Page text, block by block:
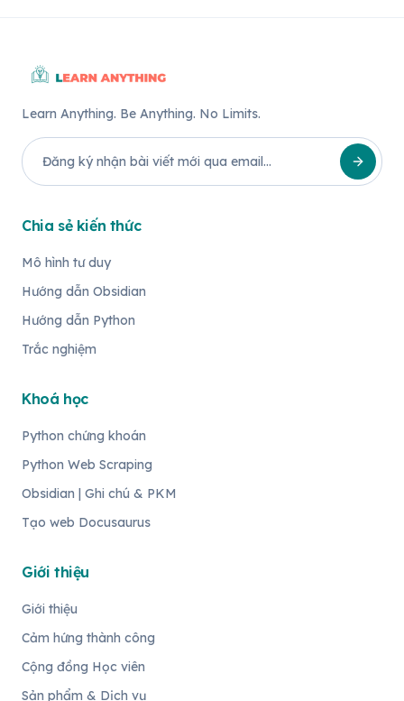
Learn Anything. Be Anything. No Limits.
Chia sẻ kiến thức
Mô hình tư duy
Hướng dẫn Obsidian
Hướng dẫn Python
Trắc nghiệm
Khoá học
Python chứng khoán
Python Web Scraping
Obsidian | Ghi chú & PKM
Tạo web Docusaurus
Giới thiệu
Giới thiệu
Cảm hứng thành công
Cộng đồng Học viên
Sản phẩm & Dịch vụ